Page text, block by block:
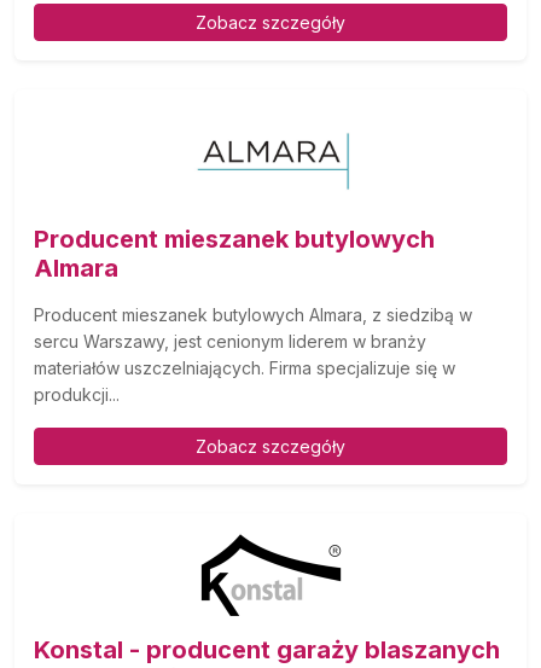
Zobacz szczegóły
Producent mieszanek butylowych
Almara
Producent mieszanek butylowych Almara, z siedzibą w
sercu Warszawy, jest cenionym liderem w branży
materiałów uszczelniających. Firma specjalizuje się w
produkcji...
Zobacz szczegóły
Konstal - producent garaży blaszanych